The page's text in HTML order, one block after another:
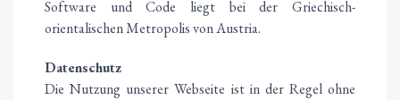
Software und Code liegt bei der Griechisch-
orientalischen Metropolis von Austria.
Datenschutz
Die Nutzung unserer Webseite ist in der Regel ohne